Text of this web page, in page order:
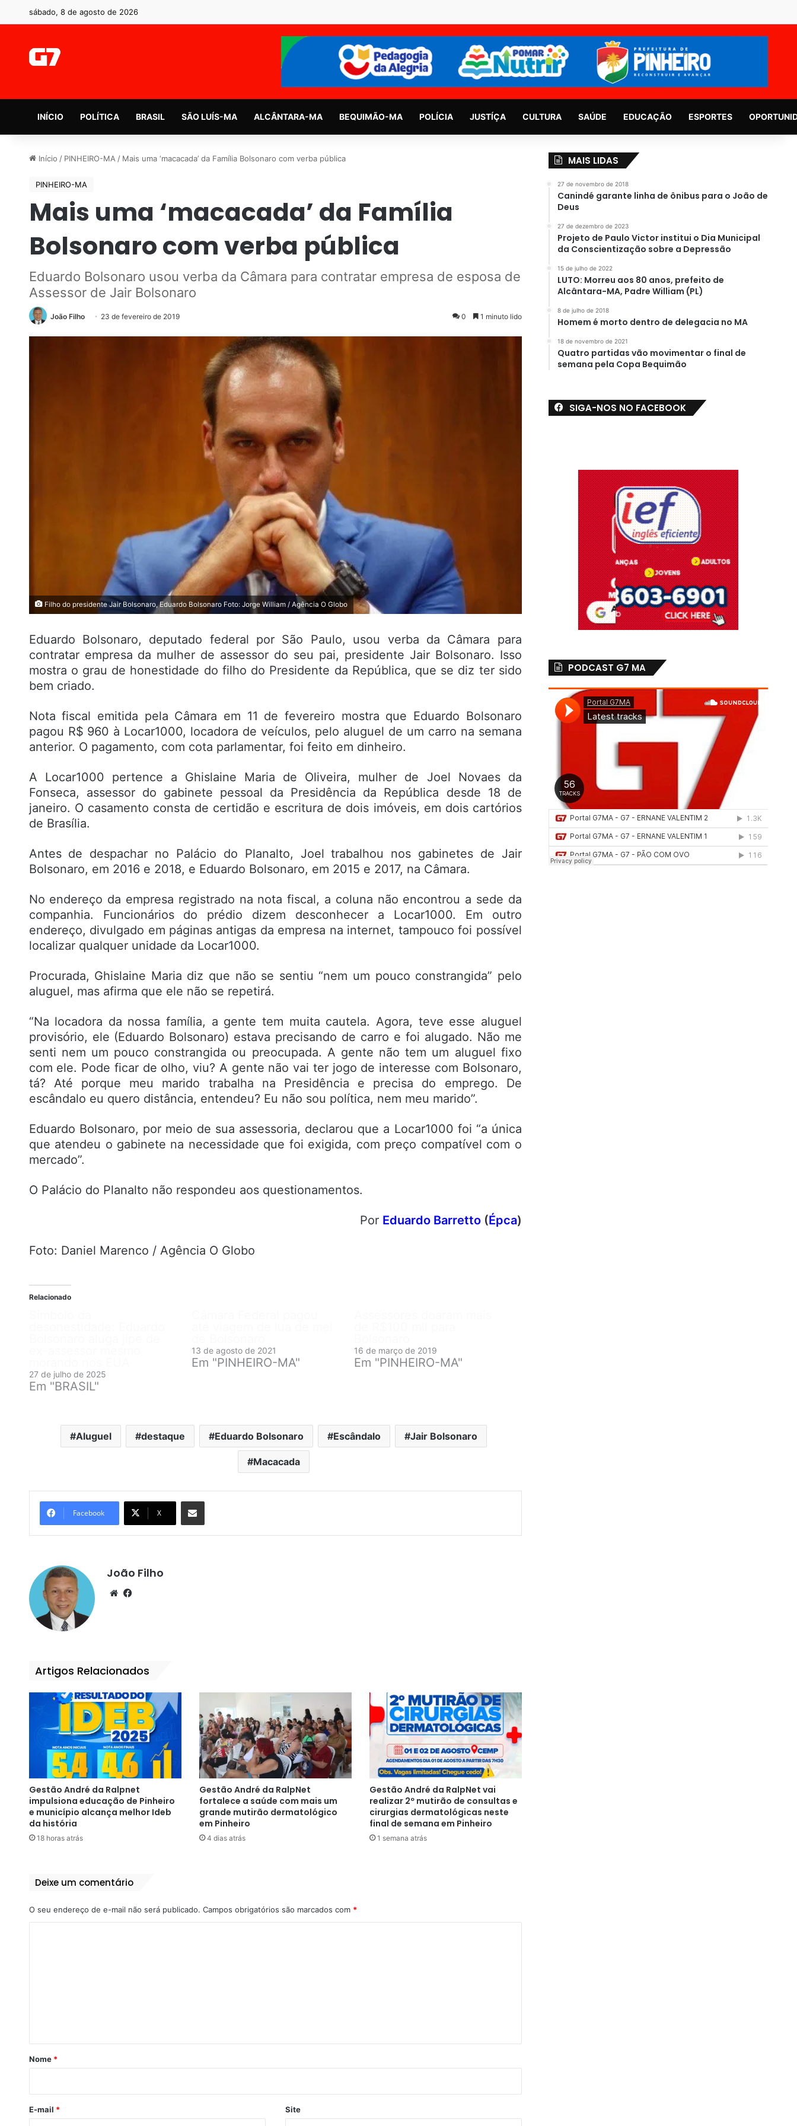
sábado, 8 de agosto de 2026
INÍCIO POLÍTICA BRASIL SÃO LUÍS-MA ALCÂNTARA-MA BEQUIMÃO-MA POLÍCIA JUSTÍÇA CULTURA SAÚDE EDUCAÇÃO ESPORTES
Início / PINHEIRO-MA / Mais uma ‘macacada’ da Família Bolsonaro com verba pública
PINHEIRO-MA
Mais uma ‘macacada’ da Família
Bolsonaro com verba pública
Eduardo Bolsonaro usou verba da Câmara para contratar empresa de esposa de
Assessor de Jair Bolsonaro
João Filho 23 de fevereiro de 2019 0 1 minuto lido
Filho do presidente Jair Bolsonaro, Eduardo Bolsonaro Foto: Jorge William / Agência O Globo
Eduardo Bolsonaro, deputado federal por São Paulo, usou verba da Câmara para
contratar empresa da mulher de assessor do seu pai, presidente Jair Bolsonaro. Isso
mostra o grau de honestidade do filho do Presidente da República, que se diz ter sido
bem criado.
Nota fiscal emitida pela Câmara em 11 de fevereiro mostra que Eduardo Bolsonaro
pagou R$ 960 à Locar1000, locadora de veículos, pelo aluguel de um carro na semana
anterior. O pagamento, com cota parlamentar, foi feito em dinheiro.
A Locar1000 pertence a Ghislaine Maria de Oliveira, mulher de Joel Novaes da
Fonseca, assessor do gabinete pessoal da Presidência da República desde 18 de
janeiro. O casamento consta de certidão e escritura de dois imóveis, em dois cartórios
de Brasília.
Antes de despachar no Palácio do Planalto, Joel trabalhou nos gabinetes de Jair
Bolsonaro, em 2016 e 2018, e Eduardo Bolsonaro, em 2015 e 2017, na Câmara.
No endereço da empresa registrado na nota fiscal, a coluna não encontrou a sede da
companhia. Funcionários do prédio dizem desconhecer a Locar1000. Em outro
endereço, divulgado em páginas antigas da empresa na internet, tampouco foi possível
localizar qualquer unidade da Locar1000.
Procurada, Ghislaine Maria diz que não se sentiu “nem um pouco constrangida” pelo
aluguel, mas afirma que ele não se repetirá.
“Na locadora da nossa família, a gente tem muita cautela. Agora, teve esse aluguel
provisório, ele (Eduardo Bolsonaro) estava precisando de carro e foi alugado. Não me
senti nem um pouco constrangida ou preocupada. A gente não tem um aluguel fixo
com ele. Pode ficar de olho, viu? A gente não vai ter jogo de interesse com Bolsonaro,
tá? Até porque meu marido trabalha na Presidência e precisa do emprego. De
escândalo eu quero distância, entendeu? Eu não sou política, nem meu marido”.
Eduardo Bolsonaro, por meio de sua assessoria, declarou que a Locar1000 foi “a única
que atendeu o gabinete na necessidade que foi exigida, com preço compatível com o
mercado”.
O Palácio do Planalto não respondeu aos questionamentos.
Por Eduardo Barretto(Épca)
Foto: Daniel Marenco / Agência O Globo
Relacionado
27 de julho de 2025
Em "BRASIL"
13 de agosto de 2021
Em "PINHEIRO-MA"
16 de março de 2019
Em "PINHEIRO-MA"
Aluguel destaque Eduardo Bolsonaro Escândalo Jair Bolsonaro
Macacada
Facebook X
Compartilhar por e-mail
João Filho
We
Artigos Relacionados
Gestão André da Ralpnet
impulsiona educação de Pinheiro
e município alcança melhor Ideb
da história
18 horas atrás
Gestão André da RalpNet
fortalece a saúde com mais um
grande mutirão dermatológico
em Pinheiro
4 dias atrás
Gestão André da RalpNet vai
realizar 2º mutirão de consultas e
cirurgias dermatológicas neste
final de semana em Pinheiro
1 semana atrás
Deixe um comentário
O seu endereço de e-mail não será publicado. Campos obrigatórios são marcados com *
r
*
Nome *
E-mail * Site
MAIS LIDAS
27 de novembro de 2018
Canindé garante linha de ônibus para o João de
Deus
27 de dezembro de 2023
Projeto de Paulo Victor institui o Dia Municipal
da Conscientização sobre a Depressão
15 de julho de 2022
LUTO: Morreu aos 80 anos, prefeito de
Alcântara-MA, Padre William (PL)
8 de julho de 2018
Homem é morto dentro de delegacia no MA
18 de novembro de 2021
Quatro partidas vão movimentar o final de
semana pela Copa Bequimão
SIGA-NOS NO FACEBOOK
PODCAST G7 MA